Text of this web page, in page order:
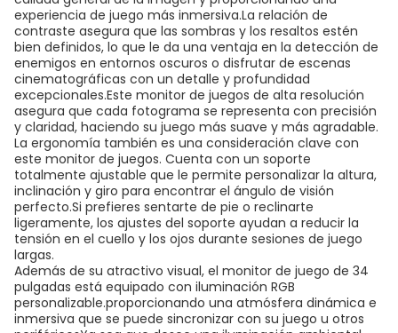
experiencia de juego más inmersiva.La relación de
contraste asegura que las sombras y los resaltos estén
bien definidos, lo que le da una ventaja en la detección de
enemigos en entornos oscuros o disfrutar de escenas
cinematográficas con un detalle y profundidad
excepcionales.Este monitor de juegos de alta resolución
asegura que cada fotograma se representa con precisión
y claridad, haciendo su juego más suave y más agradable.
La ergonomía también es una consideración clave con
este monitor de juegos. Cuenta con un soporte
totalmente ajustable que le permite personalizar la altura,
inclinación y giro para encontrar el ángulo de visión
perfecto.Si prefieres sentarte de pie o reclinarte
ligeramente, los ajustes del soporte ayudan a reducir la
tensión en el cuello y los ojos durante sesiones de juego
largas.
Además de su atractivo visual, el monitor de juego de 34
pulgadas está equipado con iluminación RGB
personalizable.proporcionando una atmósfera dinámica e
inmersiva que se puede sincronizar con su juego u otros